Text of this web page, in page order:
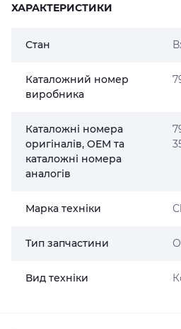
ХАРАКТЕРИСТИКИ
Стан
Каталожний номер
виробника
Каталожні номера
оригіналів, OEM та
каталожні номера
аналогів
Марка техніки
Тип запчастини
Вид техніки